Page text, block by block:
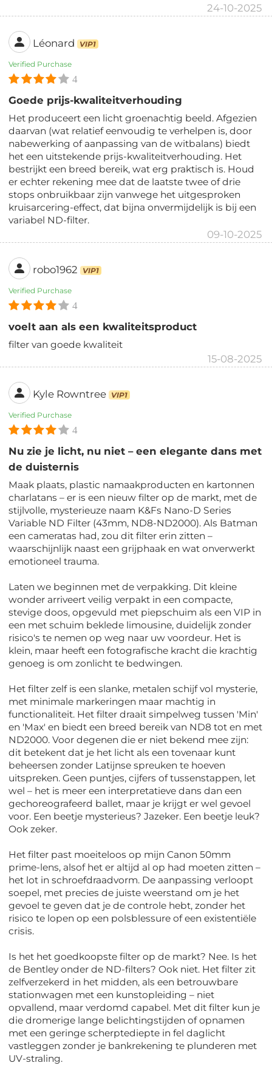
24-10-2025
Léonard VIP1
Verified Purchase
4
Goede prijs-kwaliteitverhouding
Het produceert een licht groenachtig beeld. Afgezien
daarvan (wat relatief eenvoudig te verhelpen is, door
nabewerking of aanpassing van de witbalans) biedt
het een uitstekende prijs-kwaliteitverhouding. Het
bestrijkt een breed bereik, wat erg praktisch is. Houd
er echter rekening mee dat de laatste twee of drie
stops onbruikbaar zijn vanwege het uitgesproken
kruisarcering-effect, dat bijna onvermijdelijk is bij een
variabel ND-filter.
09-10-2025
robo1962 VIP1
Verified Purchase
4
voelt aan als een kwaliteitsproduct
filter van goede kwaliteit
15-08-2025
Kyle Rowntree VIP1
Verified Purchase
4
Nu zie je licht, nu niet – een elegante dans met
de duisternis
Maak plaats, plastic namaakproducten en kartonnen
charlatans – er is een nieuw filter op de markt, met de
stijlvolle, mysterieuze naam K&Fs Nano-D Series
Variable ND Filter (43mm, ND8-ND2000). Als Batman
een cameratas had, zou dit filter erin zitten –
waarschijnlijk naast een grijphaak en wat onverwerkt
emotioneel trauma.
Laten we beginnen met de verpakking. Dit kleine
wonder arriveert veilig verpakt in een compacte,
stevige doos, opgevuld met piepschuim als een VIP in
een met schuim beklede limousine, duidelijk zonder
risico's te nemen op weg naar uw voordeur. Het is
klein, maar heeft een fotografische kracht die krachtig
genoeg is om zonlicht te bedwingen.
Het filter zelf is een slanke, metalen schijf vol mysterie,
met minimale markeringen maar machtig in
functionaliteit. Het filter draait simpelweg tussen 'Min'
en 'Max' en biedt een breed bereik van ND8 tot en met
ND2000. Voor degenen die er niet bekend mee zijn:
dit betekent dat je het licht als een tovenaar kunt
beheersen zonder Latijnse spreuken te hoeven
uitspreken. Geen puntjes, cijfers of tussenstappen, let
wel – het is meer een interpretatieve dans dan een
gechoreografeerd ballet, maar je krijgt er wel gevoel
voor. Een beetje mysterieus? Jazeker. Een beetje leuk?
Ook zeker.
Het filter past moeiteloos op mijn Canon 50mm
prime-lens, alsof het er altijd al op had moeten zitten –
het lot in schroefdraadvorm. De aanpassing verloopt
soepel, met precies de juiste weerstand om je het
gevoel te geven dat je de controle hebt, zonder het
risico te lopen op een polsblessure of een existentiële
crisis.
Is het het goedkoopste filter op de markt? Nee. Is het
de Bentley onder de ND-filters? Ook niet. Het filter zit
zelfverzekerd in het midden, als een betrouwbare
stationwagen met een kunstopleiding – niet
opvallend, maar verdomd capabel. Met dit filter kun je
die dromerige lange belichtingstijden of opnamen
met een geringe scherptediepte in fel daglicht
vastleggen zonder je bankrekening te plunderen met
UV-straling.